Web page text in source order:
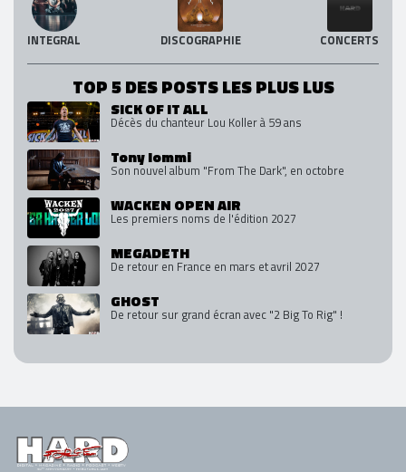
INTEGRAL DISCOGRAPHIE CONCERTS
TOP 5 DES POSTS LES PLUS LUS
SICK OF IT ALL
Décès du chanteur Lou Koller à 59 ans
Tony Iommi
Son nouvel album "From The Dark", en octobre
WACKEN OPEN AIR
Les premiers noms de l'édition 2027
MEGADETH
De retour en France en mars et avril 2027
GHOST
De retour sur grand écran avec "2 Big To Rig" !